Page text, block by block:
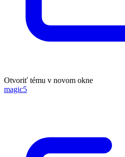
Otvoriť tému v novom okne
magic5